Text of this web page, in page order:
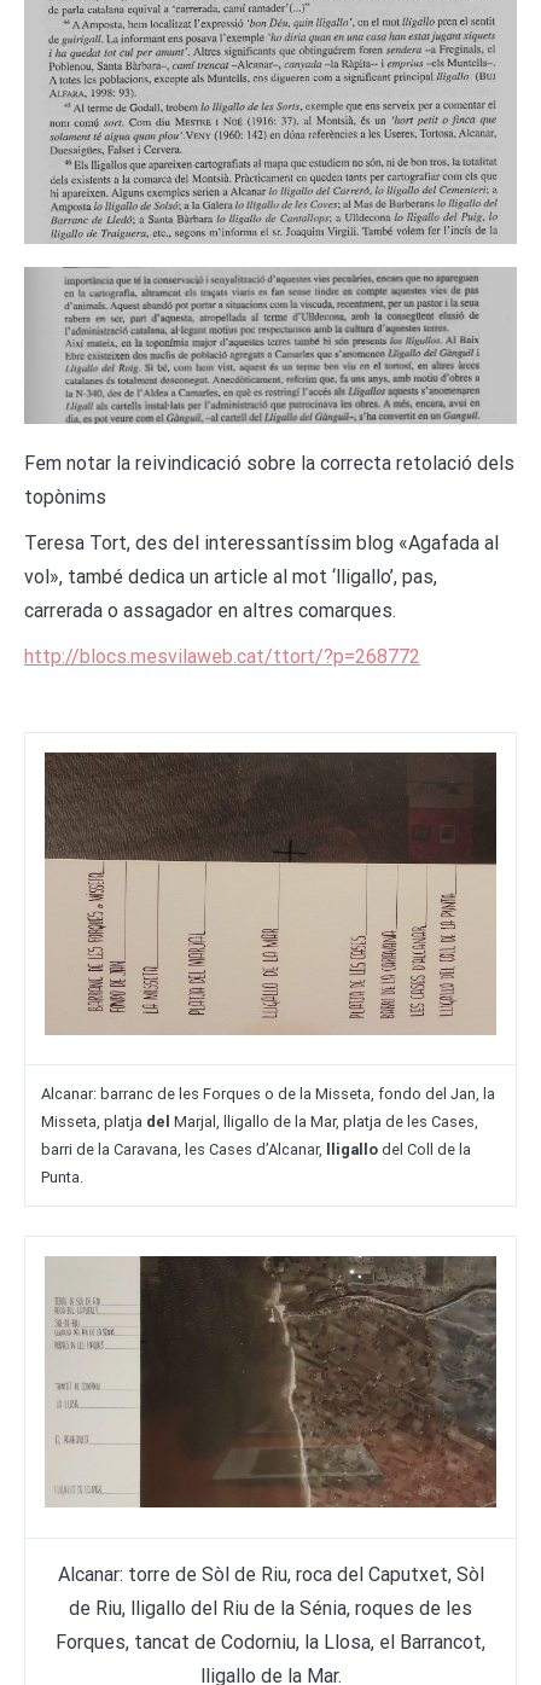
Fem notar la reivindicació sobre la correcta retolació dels
topònims
Teresa Tort, des del interessantíssim blog «Agafada al
vol», també dedica un article al mot ‘lligallo’, pas,
carrerada o assagador en altres comarques.
http://blocs.mesvilaweb.cat/ttort/?p=268772
Alcanar: barranc de les Forques o de la Misseta, fondo del Jan, la
Misseta, platja del Marjal, lligallo de la Mar, platja de les Cases,
barri de la Caravana, les Cases d’Alcanar,
lligallo del Coll de la
Punta.
Alcanar: torre de Sòl de Riu, roca del Caputxet, Sòl
de Riu, lligallo del Riu de la Sénia, roques de les
Forques, tancat de Codorniu, la Llosa, el Barrancot,
lligallo de la Mar.